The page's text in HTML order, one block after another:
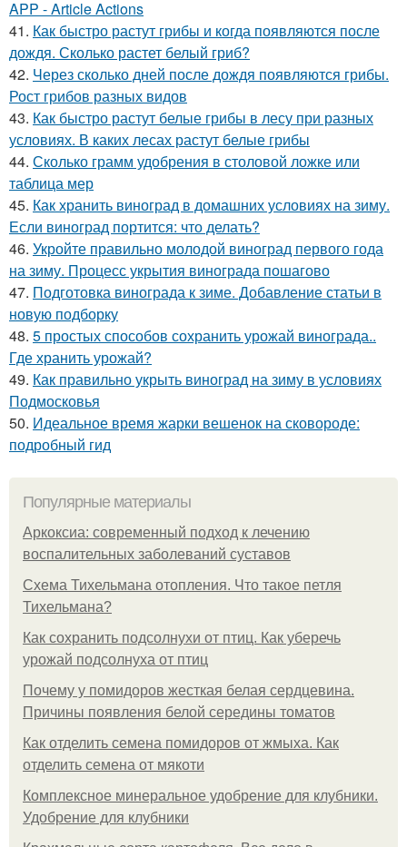
APP - Article Actions
41. Как быстро растут грибы и когда появляются после
дождя. Сколько растет белый гриб?
42. Через сколько дней после дождя появляются грибы.
Рост грибов разных видов
43. Как быстро растут белые грибы в лесу при разных
условиях. В каких лесах растут белые грибы
44. Сколько грамм удобрения в столовой ложке или
таблица мер
45. Как хранить виноград в домашних условиях на зиму.
Если виноград портится: что делать?
46. Укройте правильно молодой виноград первого года
на зиму. Процесс укрытия винограда пошагово
47. Подготовка винограда к зиме. Добавление статьи в
новую подборку
48. 5 простых способов сохранить урожай винограда..
Где хранить урожай?
49. Как правильно укрыть виноград на зиму в условиях
Подмосковья
50. Идеальное время жарки вешенок на сковороде:
подробный гид
Популярные материалы
Аркоксиа: современный подход к лечению
воспалительных заболеваний суставов
Схема Тихельмана отопления. Что такое петля
Тихельмана?
Как сохранить подсолнухи от птиц. Как уберечь
урожай подсолнуха от птиц
Почему у помидоров жесткая белая сердцевина.
Причины появления белой середины томатов
Как отделить семена помидоров от жмыха. Как
отделить семена от мякоти
Комплексное минеральное удобрение для клубники.
Удобрение для клубники